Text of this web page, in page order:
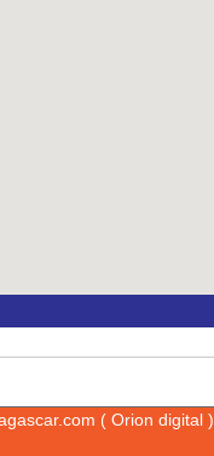
( Orion digital )